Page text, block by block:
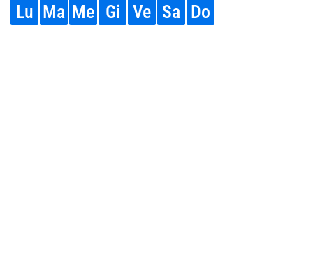
Lu Ma Me Gi Ve Sa Do